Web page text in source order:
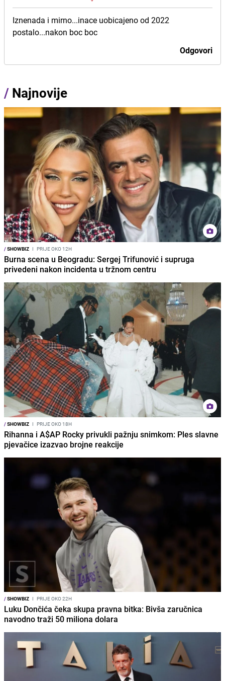
Iznenada i mirno...inace uobicajeno od 2022
postalo...nakon boc boc
Odgovori
/ Najnovije
/SHOWBIZ I PRIJE OKO 12H
Burna scena u Beogradu: Sergej Trifunović i supruga
privedeni nakon incidenta u tržnom centru
/SHOWBIZ I PRIJE OKO 18H
Rihanna i A$AP Rocky privukli pažnju snimkom: Ples slavne
pjevačice izazvao brojne reakcije
/SHOWBIZ I PRIJE OKO 22H
Luku Dončića čeka skupa pravna bitka: Bivša zaručnica
navodno traži 50 miliona dolara